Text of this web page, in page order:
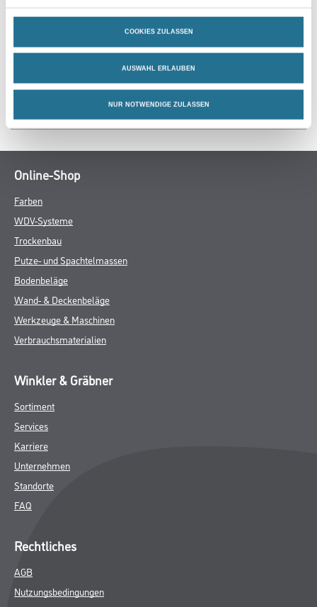
COOKIES ZULASSEN
AUSWAHL ERLAUBEN
NUR NOTWENDIGE ZULASSEN
Online-Shop
Farben
WDV-Systeme
Trockenbau
Putze- und Spachtelmassen
Bodenbeläge
Wand- & Deckenbeläge
Werkzeuge & Maschinen
Verbrauchsmaterialien
Winkler & Gräbner
Sortiment
Services
Karriere
Unternehmen
Standorte
FAQ
Rechtliches
AGB
Nutzungsbedingungen